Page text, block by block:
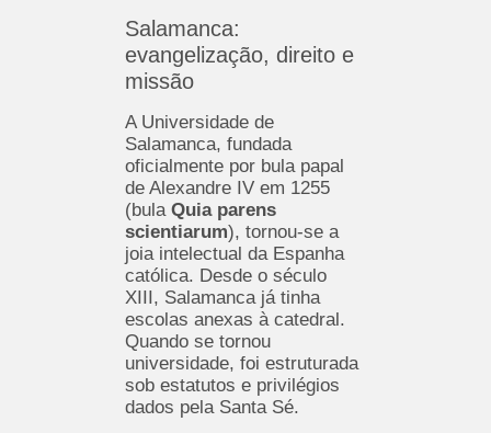
Salamanca:
evangelização, direito e
missão
A Universidade de
Salamanca, fundada
oficialmente por bula papal
de Alexandre IV em 1255
(bula Quia parens
scientiarum), tornou-se a
joia intelectual da Espanha
católica. Desde o século
XIII, Salamanca já tinha
escolas anexas à catedral.
Quando se tornou
universidade, foi estruturada
sob estatutos e privilégios
dados pela Santa Sé.